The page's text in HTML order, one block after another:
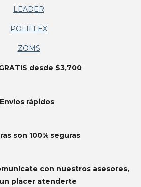
LEADER
POLIFLEX
ZOMS
desde $3,700
Envíos rápidos
son 100% seguras
con nuestros asesores,
placer atenderte